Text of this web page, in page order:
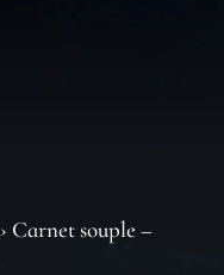
› Carnet souple –